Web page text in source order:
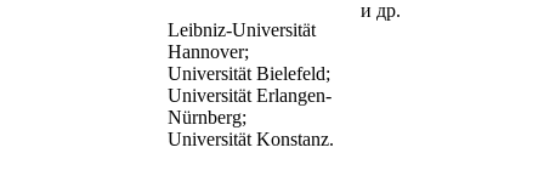
Leibniz-Universität
Hannover;
Universität Bielefeld;
Universität Erlangen-
Nürnberg;
Universität Konstanz.
и др.